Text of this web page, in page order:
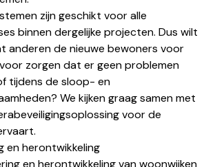
zijn geschikt voor alle
binnen dergelijke projecten. Dus wilt
anderen de nieuwe bewoners voor
zorgen dat er geen problemen
tijdens de sloop- en
We kijken graag samen met
voor de
en herontwikkeling
en herontwikkeling van woonwijken